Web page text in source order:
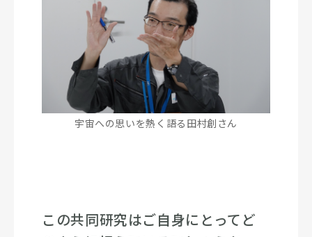
宇宙への思いを熱く語る田村創さん
この共同研究はご自身にとってど